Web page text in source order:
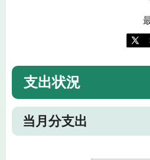
支出状況
当月分支出